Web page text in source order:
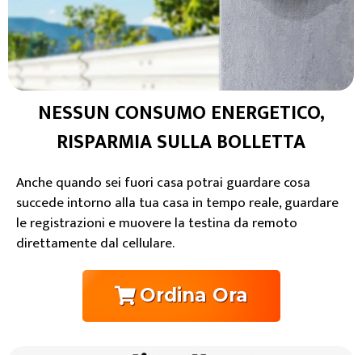
NESSUN CONSUMO ENERGETICO,
RISPARMIA SULLA BOLLETTA
Anche quando sei fuori casa potrai guardare cosa
succede intorno alla tua casa in tempo reale, guardare
le registrazioni e muovere la testina da remoto
direttamente dal cellulare.
Ordina Ora